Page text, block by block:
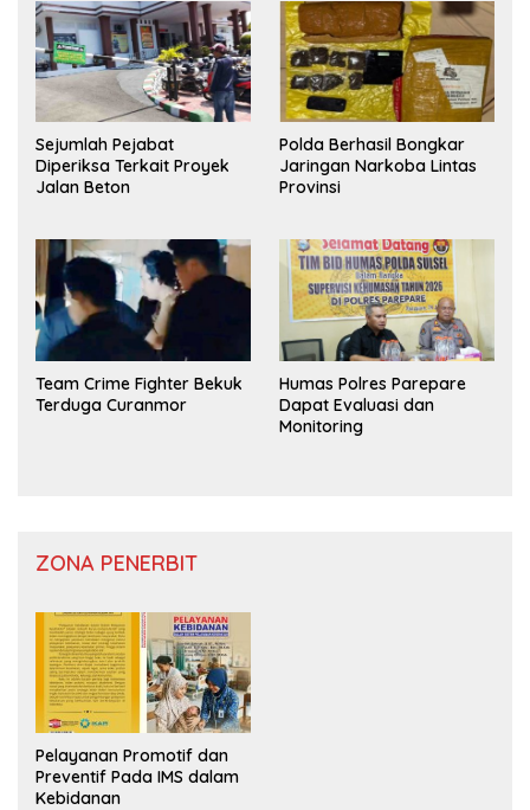
Sejumlah Pejabat
Diperiksa Terkait Proyek
Jalan Beton
Polda Berhasil Bongkar
Jaringan Narkoba Lintas
Provinsi
Team Crime Fighter Bekuk
Terduga Curanmor
Humas Polres Parepare
Dapat Evaluasi dan
Monitoring
ZONA PENERBIT
Pelayanan Promotif dan
Preventif Pada IMS dalam
Kebidanan